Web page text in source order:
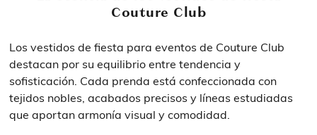
Couture Club
Los vestidos de fiesta para eventos de Couture Club
destacan por su equilibrio entre tendencia y
sofisticación. Cada prenda está confeccionada con
tejidos nobles, acabados precisos y líneas estudiadas
que aportan armonía visual y comodidad.